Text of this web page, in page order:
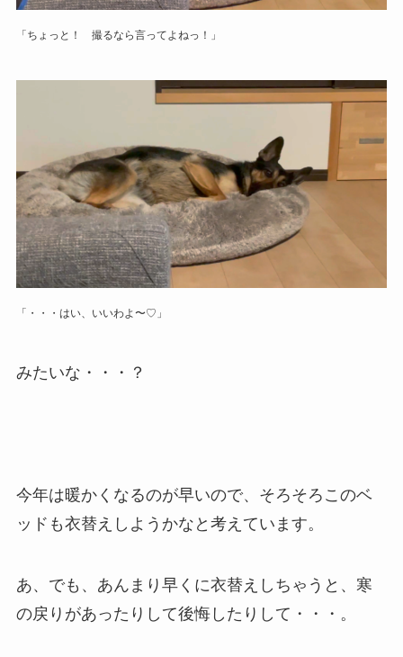
「ちょっと！ 撮るなら言ってよねっ！」
「・・・はい、いいわよ〜♡」
みたいな・・・？
今年は暖かくなるのが早いので、そろそろこのベ
ッドも衣替えしようかなと考えています。
あ、でも、あんまり早くに衣替えしちゃうと、寒
の戻りがあったりして後悔したりして・・・。